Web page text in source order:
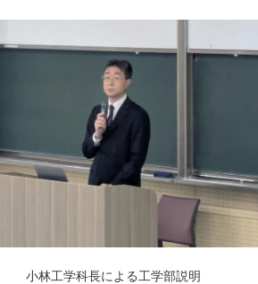
小林工学科長による工学部説明